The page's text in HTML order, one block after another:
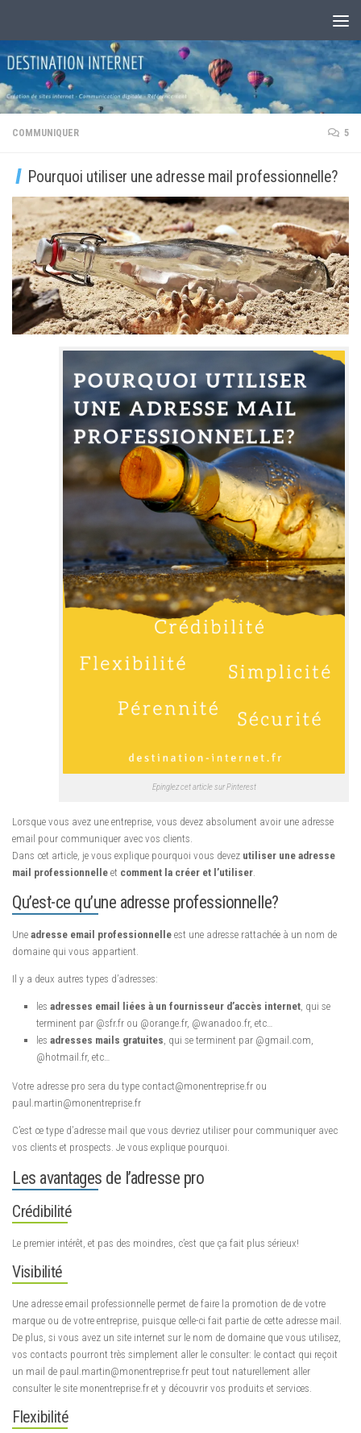
COMMUNIQUER 5
Pourquoi utiliser une adresse mail professionnelle?
Epinglez cet article sur Pinterest
Lorsque vous avez une entreprise, vous devez absolument avoir une adresse
email pour communiquer avec vos clients.
Dans cet article, je vous explique pourquoi vous devez utiliser une adresse
mail professionnelle et comment la créer et l’utiliser
Qu’est-ce qu’une adresse professionnelle?
Une adresse email professionnelle est une adresse rattachée à un nom de
domaine qui vous appartient.
Il y a deux autres types d’adresses:
les adresses email liées à un fournisseur d’accès internet, qui se
terminent par @sfr.fr ou @orange.fr, @wanadoo.fr, etc…
les adresses mails gratuites, qui se terminent par @gmail.com,
@hotmail.fr, etc…
Votre adresse pro sera du type contact@monentreprise.fr ou
paul.martin@monentreprise.fr
C’est ce type d’adresse mail que vous devriez utiliser pour communiquer avec
vos clients et prospects. Je vous explique pourquoi.
Les avantages de l’adresse pro
Crédibilité
Le premier intérêt, et pas des moindres, c’est que ça fait plus sérieux!
Visibilité
Une adresse email professionnelle permet de faire la promotion de de votre
marque ou de votre entreprise, puisque celle-ci fait partie de cette adresse mail.
De plus, si vous avez un site internet sur le nom de domaine que vous utilisez,
vos contacts pourront très simplement aller le consulter: le contact qui reçoit
un mail de paul.martin@monentreprise.fr peut tout naturellement aller
consulter le site monentreprise.fr et y découvrir vos produits et services.
Flexibilité